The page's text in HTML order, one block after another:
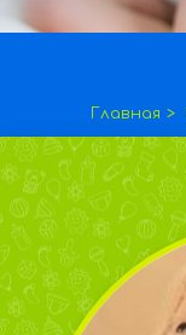
Главная